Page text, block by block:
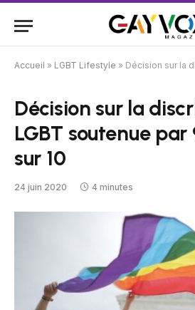
Accueil » LGBT Lifestyle » Décision sur la
Décision sur la
LGBT soutenue
sur 10
24 juin 2020 4 minutes